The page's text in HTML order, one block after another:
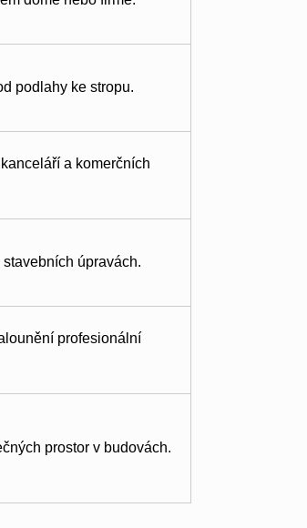
podlahy ke stropu.
a komerčních
úpravách.
profesionální
prostor v budovách.